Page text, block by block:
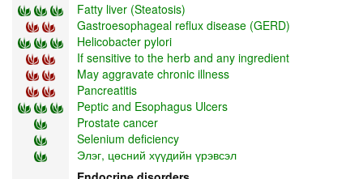
Fatty liver (Steatosis)
Gastroesophageal reflux disease (GERD)
Helicobacter pylori
If sensitive to the herb and any ingredient
May aggravate chronic illness
Pancreatitis
Peptic and Esophagus Ulcers
Prostate cancer
Selenium deficiency
Элэг, цөсний хүүдийн үрэвсэл